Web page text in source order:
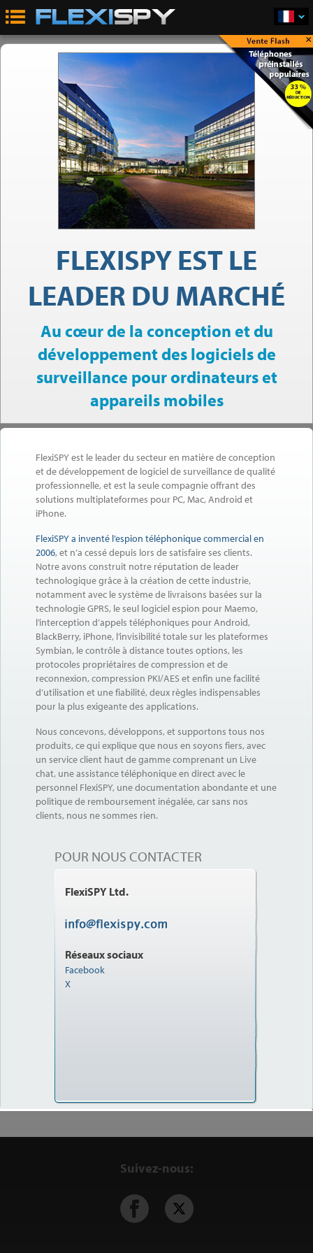
×
FLEXISPY EST LE
LEADER DU MARCHÉ
Au cœur de la conception et du
développement des logiciels de
surveillance pour ordinateurs et
appareils mobiles
FlexiSPY est le leader du secteur en matière de conception
et de développement de logiciel de surveillance de qualité
professionnelle, et est la seule compagnie offrant des
solutions multiplateformes pour PC, Mac, Android et
iPhone.
FlexiSPY a inventé l’espion téléphonique commercial en
2006, et n’a cessé depuis lors de satisfaire ses clients.
Notre avons construit notre réputation de leader
technologique grâce à la création de cette industrie,
notamment avec le système de livraisons basées sur la
technologie GPRS, le seul logiciel espion pour Maemo,
l’interception d’appels téléphoniques pour Android,
BlackBerry, iPhone, l’invisibilité totale sur les plateformes
Symbian, le contrôle à distance toutes options, les
protocoles propriétaires de compression et de
reconnexion, compression PKI/AES et enfin une facilité
d’utilisation et une fiabilité, deux règles indispensables
pour la plus exigeante des applications.
Nous concevons, développons, et supportons tous nos
produits, ce qui explique que nous en soyons fiers, avec
un service client haut de gamme comprenant un Live
chat, une assistance téléphonique en direct avec le
personnel FlexiSPY, une documentation abondante et une
politique de remboursement inégalée, car sans nos
clients, nous ne sommes rien.
POUR NOUS CONTACTER
FlexiSPY Ltd.
Réseaux sociaux
Facebook
X
Suivez-nous: